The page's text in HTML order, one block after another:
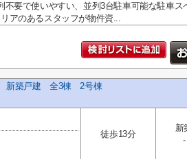
不要で使いやすい、並列3台駐車可能な駐車
アのあるスタッフが物件資...
新築戸建 全3棟 2号棟
徒歩13分
新
-